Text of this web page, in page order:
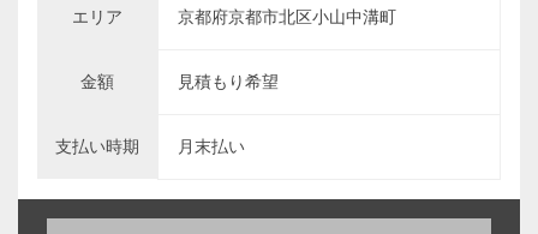
エリア 京都府京都市北区小山中溝町
金額 見積もり希望
支払い時期 月末払い